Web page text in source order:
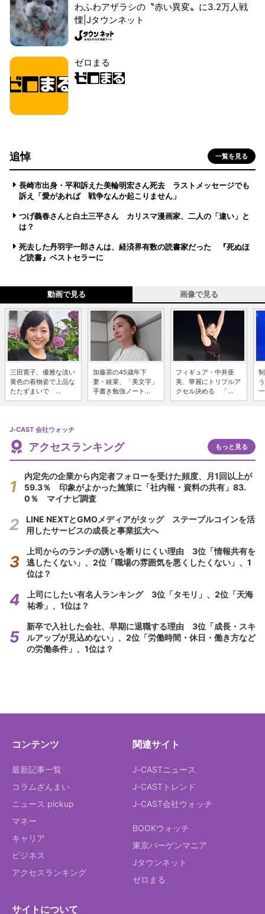
わふわアザラシの〝赤い異変〟に3.2万人戦
慄|Jタウンネット
ゼロまる
追悼 一覧を見る
長崎市出身・平和訴えた美輪明宏さん死去 ラストメッセージでも
訴え「愛があれば 戦争なんか起こりません」
つげ義春さんと白土三平さん カリスマ漫画家、二人の「違い」と
は？
死去した丹羽宇一郎さんは、経済界有数の読書家だった 『死ぬほ
ど読書』ベストセラーに
動画で見る 画像で見る
三田寛子、優雅な淡い
黄色の着物姿で上品な
たたずまいで ...
加藤茶の45歳年下
妻・綾菜、「美文字」
手書き勉強ノート...
フィギュア・中井亜
美、華麗にトリプルア
クセル決める 「...
J-CAST 会社ウォッチ
アクセスランキング もっと見る
内定先の企業から内定者フォローを受けた頻度、月1回以上が
59.3％ 印象がよかった施策に「社内報・資料の共有」83.
0％ マイナビ調査
LINE NEXTとGMOメディアがタッグ ステーブルコインを活
用したサービスの成長と事業拡大へ
上司からのランチの誘いを断りにくい理由 3位「情報共有を
逃したくない」、2位「職場の雰囲気を悪くしたくない」、1
位は？
上司にしたい有名人ランキング 3位「タモリ」、2位「天海
祐希」、1位は？
新卒で入社した会社、早期に退職する理由 3位「成長・スキ
ルアップが見込めない」、2位「労働時間・休日・働き方など
の労働条件」、1位は？
コンテンツ
最新記事一覧
コラムざんまい
ニュース pickup
マネー
キャリア
ビジネス
アクセスランキング
関連サイト
J-CASTニュース
J-CASTトレンド
J-CAST会社ウォッチ
BOOKウォッチ
東京バーゲンマニア
Jタウンネット
ゼロまる
サイトについて